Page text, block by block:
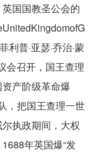
国国教圣公会的
利普·亚瑟·乔治·蒙
会召开，国王查理
产阶级革命爆
，把国王查理一世
执政期间，大权
年英国爆“发